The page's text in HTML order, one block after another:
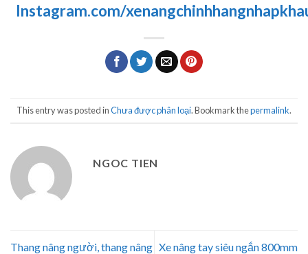
Instagram.com/
This entry was posted inChưa được phân loại. Bookmark thepermalink.
NGOC TIEN
Thang nâng người, thang nâng Xe nâng tay siêu ngắn 800mm